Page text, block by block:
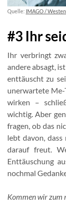
Quelle: IMAGO /
#3 Ihr
Ihr verbringt
andere absagt,
enttäuscht zu
unerwartete Me-
wirken –
wichtig. Aber
fragen, ob das
lebt davon, dass
darauf freut.
Enttäuschung
nochmal
Kommen wir zum